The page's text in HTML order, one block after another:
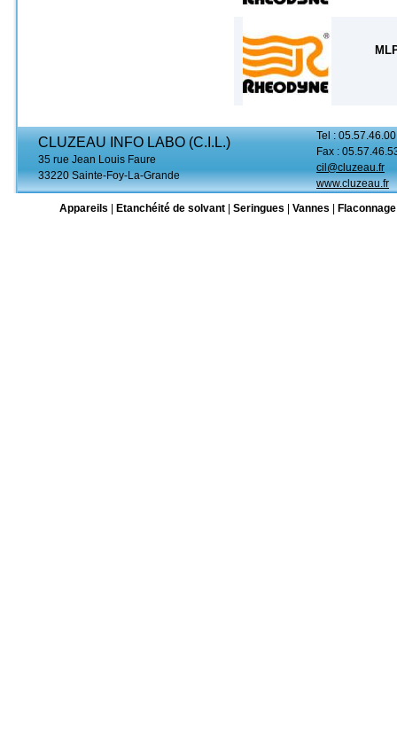
CLUZEAU INFO LABO (C.I.L.)
35 rue Jean Louis Faure
33220 Sainte-Foy-La-Grande
Tel :
Fax :
cil@cluzeau.fr
www.cluzeau.fr
Appareils
Etanchéité de solvant Seringues Vannes Flaconnage